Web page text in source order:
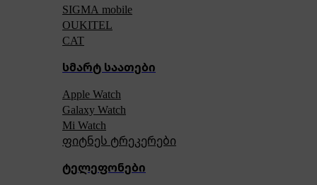
SIGMA mobile
OUKITEL
CAT
სმარტ საათები
Apple Watch
Galaxy Watch
Mi Watch
ფიტნეს ტრეკერები
ტელეფონები